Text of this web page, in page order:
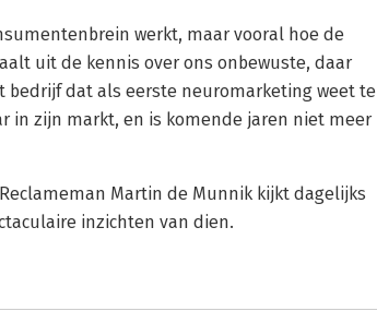
werkt, maar vooral hoe de
uit de kennis over ons onbewuste, daar
bedrijf dat als eerste neuromarketing weet te
in zijn markt, en is komende jaren niet meer
Martin de Munnik kijkt dagelijks
inzichten van dien.